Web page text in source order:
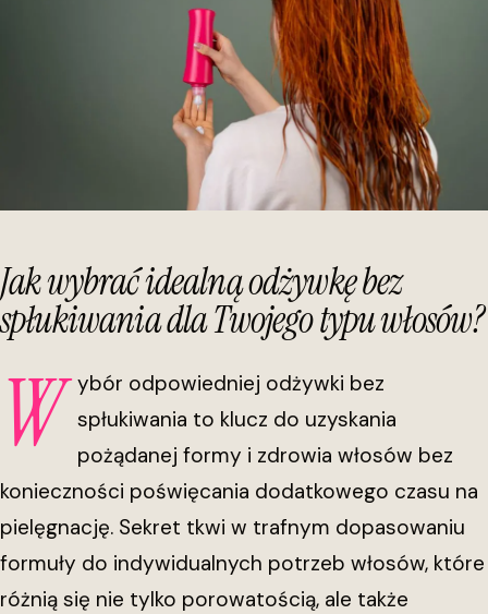
Jak wybrać idealną odżywkę bez
spłukiwania dla Twojego typu włosów?
W
ybór odpowiedniej odżywki bez
spłukiwania to klucz do uzyskania
pożądanej formy i zdrowia włosów bez
konieczności poświęcania dodatkowego czasu na
pielęgnację. Sekret tkwi w trafnym dopasowaniu
formuły do indywidualnych potrzeb włosów, które
różnią się nie tylko porowatością, ale także